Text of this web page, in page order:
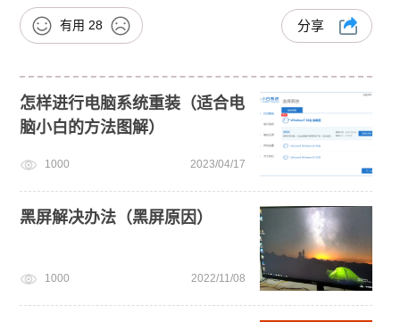
有用 28 分享
怎样进行电脑系统重装（适合电
脑小白的方法图解）
1000 2023/04/17
黑屏解决办法（黑屏原因）
1000 2022/11/08